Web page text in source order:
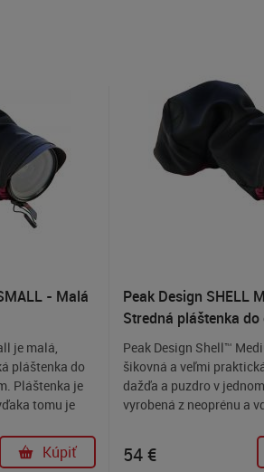
- Malá
je malá,
pláštenka do
Pláštenka je
tomu je
pred
Kúpiť
Peak Design SHELL
Stredná pláštenka do
Peak Design Shell™
šikovná a veľmi
dažďa a puzdro v
vyrobená z neoprénu a
váš fotoaparát. Chráni
dažďom ale aj pred
54€